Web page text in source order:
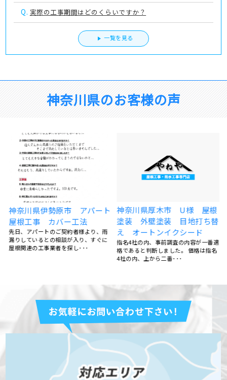
Q. 実際の工事期間はどのくらいですか？
一覧を見る
神奈川県のお客様の声
神奈川県伊勢原市 アパート
屋根工事 カバー工法
先日、アパートのご契約者様より、雨
漏りしているとの相談が入り、すぐに
屋根関連の工事業者を探し･･･
神奈川県厚木市 U様 屋根
塗装 外壁塗装 目地打ち替
え オートンイクシード
指名4社の内、事前調査の内容が一番適
格であると判断しました。 価格は指名
4社の内、上から二番･･･